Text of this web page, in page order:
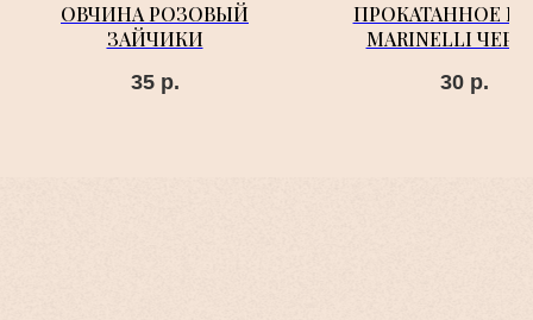
ОВЧИНА РОЗОВЫЙ
ЗАЙЧИКИ
35 р.
ПРОКАТАННОЕ
MARINELLI
30 р.